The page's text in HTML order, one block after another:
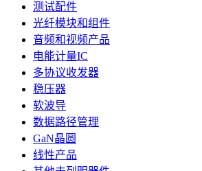
测试配件
光纤模块和组件
音频和视频产品
电能计量IC
多协议收发器
稳压器
软波导
数据路径管理
GaN晶圆
线性产品